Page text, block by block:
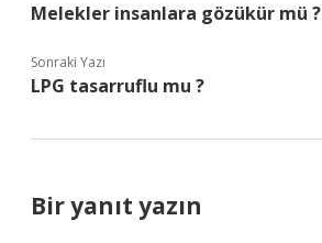
Melekler insanlara gözükür mü ?
Sonraki Yazı
LPG tasarruflu mu ?
Bir yanıt yazın